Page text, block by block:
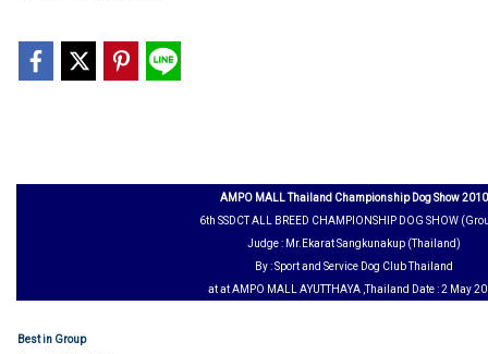
AMPO MALL Thailand Championship Dog Show 2010
6th SSDCT ALL BREED CHAMPIONSHIP DOG SHOW
Judge : Mr.Ekarat Sangkunakup (Thailand)
By : Sport and Service Dog Club Thailand
at at AMPO MALL AYUTTHAYA ,Thailand Date : 2 May
Best in Group